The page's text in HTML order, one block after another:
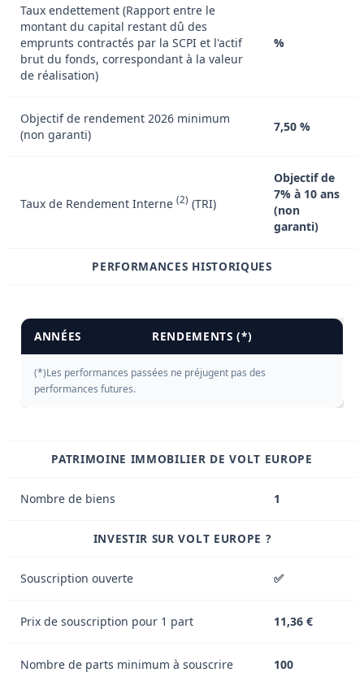
Taux endettement (Rapport entre le
montant du capital restant dû des
emprunts contractés par la SCPI et l'actif
brut du fonds, correspondant à la valeur
de réalisation)
%
Objectif de rendement 2026 minimum
(non garanti)
7,50 %
Taux de Rendement Interne (2) (TRI)
Objectif de
7% à 10 ans
(non
garanti)
PERFORMANCES HISTORIQUES
ANNÉES RENDEMENTS (*)
(*)Les performances passées ne préjugent pas des
performances futures.
PATRIMOINE IMMOBILIER DE VOLT EUROPE
Nombre de biens 1
INVESTIR SUR VOLT EUROPE ?
Souscription ouverte ✅
Prix de souscription pour 1 part 11,36 €
Nombre de parts minimum à souscrire 100